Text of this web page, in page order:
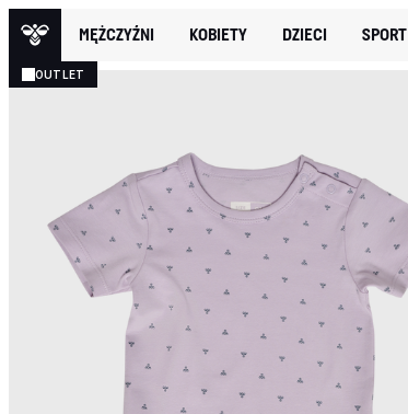
MĘŻCZYŹNI KOBIETY DZIECI SPORT
OUTLET